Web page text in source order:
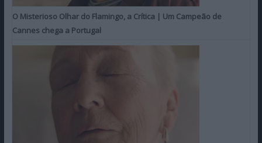
O Misterioso Olhar do Flamingo, a Crítica | Um Campeão de
Cannes chega a Portugal